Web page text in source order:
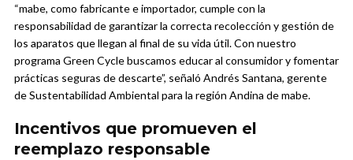
“mabe, como fabricante e importador, cumple con la
responsabilidad de garantizar la correcta recolección y gestión de
los aparatos que llegan al final de su vida útil. Con nuestro
programa Green Cycle buscamos educar al consumidor y fomentar
prácticas seguras de descarte”, señaló Andrés Santana, gerente
de Sustentabilidad Ambiental para la región Andina de mabe.
Incentivos que promueven el
reemplazo responsable